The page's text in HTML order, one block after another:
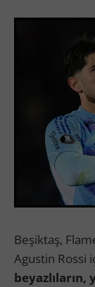
Beşiktaş,
Agustin Rossi
beyazlıların,